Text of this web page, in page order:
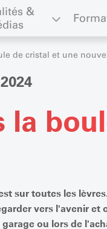
&
de cristal et une
la
sur toutes les
vers l'avenir
garage ou lors de